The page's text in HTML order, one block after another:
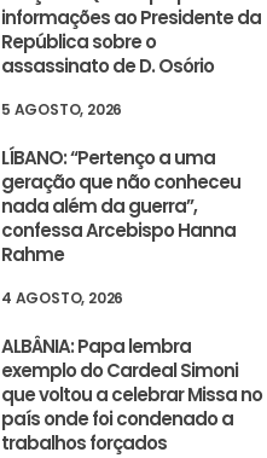
informações ao Presidente da
República sobre o
assassinato de D. Osório
5 AGOSTO, 2026
LÍBANO: “Pertenço a uma
geração que não conheceu
nada além da guerra”,
confessa Arcebispo Hanna
Rahme
4 AGOSTO, 2026
ALBÂNIA: Papa lembra
exemplo do Cardeal Simoni
que voltou a celebrar Missa no
país onde foi condenado a
trabalhos forçados